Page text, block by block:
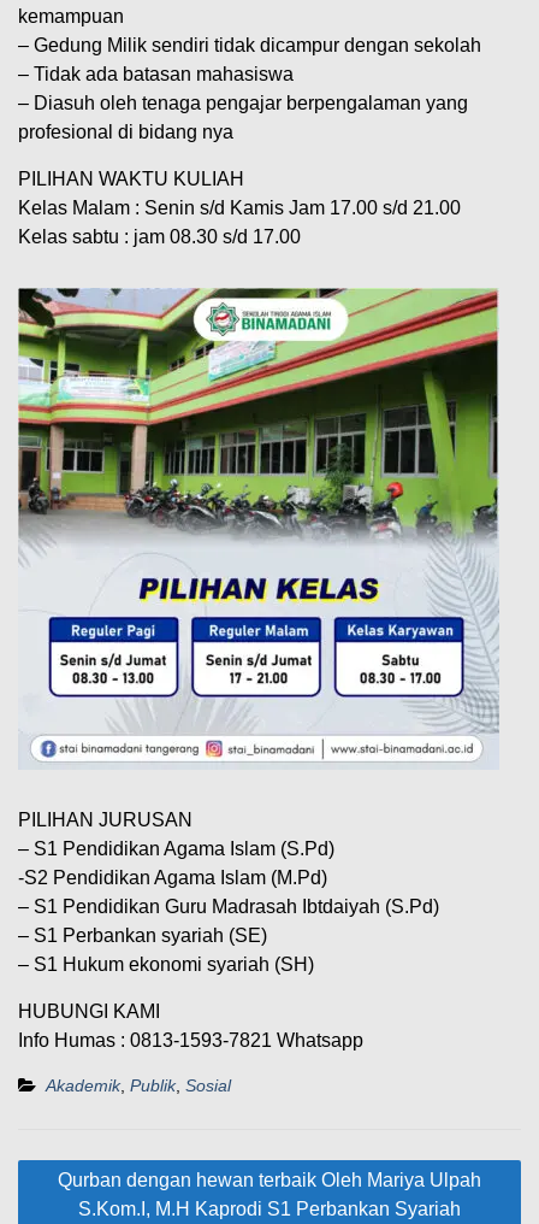
kemampuan
– Gedung Milik sendiri tidak dicampur dengan sekolah
– Tidak ada batasan mahasiswa
– Diasuh oleh tenaga pengajar berpengalaman yang
profesional di bidang nya
PILIHAN WAKTU KULIAH
Kelas Malam : Senin s/d Kamis Jam 17.00 s/d 21.00
Kelas sabtu : jam 08.30 s/d 17.00
PILIHAN JURUSAN
– S1 Pendidikan Agama Islam (S.Pd)
-S2 Pendidikan Agama Islam (M.Pd)
– S1 Pendidikan Guru Madrasah Ibtdaiyah (S.Pd)
– S1 Perbankan syariah (SE)
– S1 Hukum ekonomi syariah (SH)
HUBUNGI KAMI
Info Humas : 0813-1593-7821 Whatsapp
Akademik, Publik, Sosial
Navigasi
Qurban dengan hewan terbaik Oleh Mariya Ulpah
S.Kom.I, M.H Kaprodi S1 Perbankan Syariah